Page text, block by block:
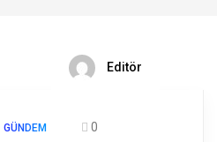
Editör
GÜNDEM 0